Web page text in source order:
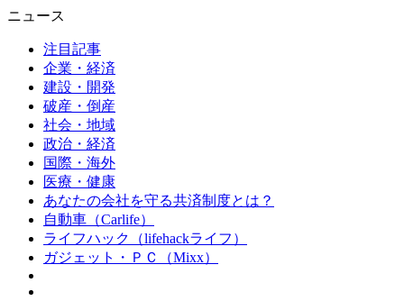
ニュース
注目記事
企業・経済
建設・開発
破産・倒産
社会・地域
政治・経済
国際・海外
医療・健康
あなたの会社を守る共済制度とは？
自動車（Carlife）
ライフハック（lifehackライフ）
ガジェット・ＰＣ（Mixx）